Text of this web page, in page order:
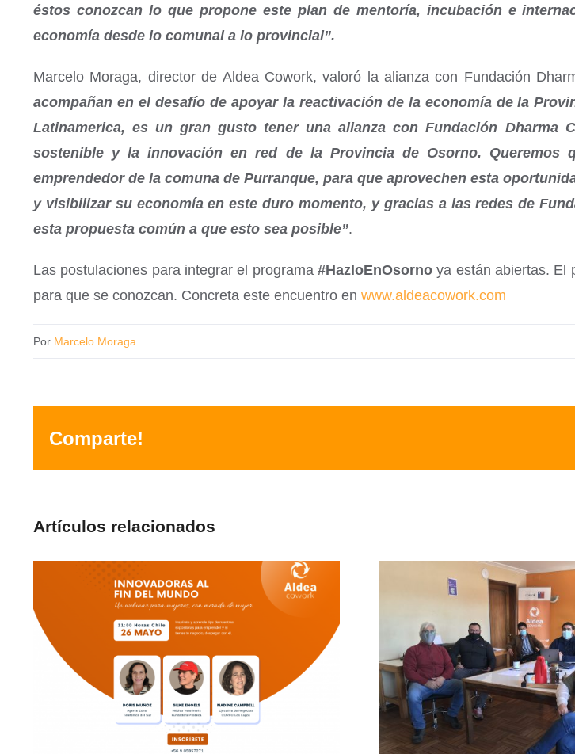
éstos conozcan lo que propone este plan de mentoría, incubación e
economía desde lo comunal a lo provincial”.
Marcelo Moraga, director de Aldea Cowork, valoró la alianza con Fundación
acompañan en el desafío de apoyar la reactivación de la economía de la
Latinamerica, es un gran gusto tener una alianza con Fundación
sostenible y la innovación en red de la Provincia de Osorno. Queremos
emprendedor de la comuna de Purranque, para que aprovechen esta
y visibilizar su economía en este duro momento, y gracias a las redes de
esta propuesta común a que esto sea posible”.
Las postulaciones para integrar el programa #HazloEnOsornoya están abiertas. El
para que se conozcan. Concreta este encuentro en www.aldeacowork.com
Por Marcelo Moraga
Comparte!
Artículos relacionados